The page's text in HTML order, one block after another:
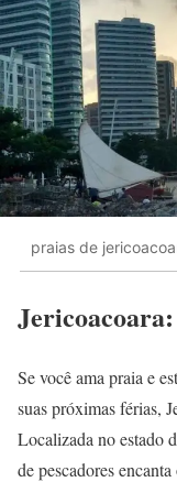
praias de
Se você ama praia e
suas próximas férias,
Localizada no estado
de pescadores